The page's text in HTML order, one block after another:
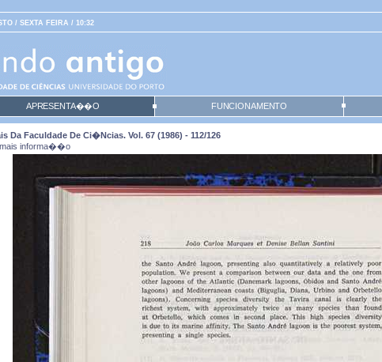
/ SEXTA FEIRA / 10:32
APRESENTA��O FUNCIONAMENTO
Da Faculdade De Ci�ncias. Vol. 67 (1986) - 112/126
informa��o